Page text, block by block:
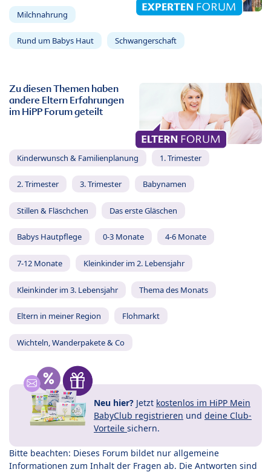
Milchnahrung
Rund um Babys Haut Schwangerschaft
Zu diesen Themen haben
andere Eltern Erfahrungen
im HiPP Forum geteilt
Kinderwunsch & Familienplanung 1. Trimester
2. Trimester 3. Trimester Babynamen
Stillen & Fläschchen Das erste Gläschen
Babys Hautpflege 0-3 Monate 4-6 Monate
7-12 Monate Kleinkinder im 2. Lebensjahr
Kleinkinder im 3. Lebensjahr Thema des Monats
Eltern in meiner Region Flohmarkt
Wichteln, Wanderpakete & Co
Neu hier? Jetzt kostenlos im HiPP Mein
BabyClub registrieren und deine Club-
Vorteile sichern.
Bitte beachten: Dieses Forum bildet nur allgemeine
Informationen zum Inhalt der Fragen ab. Die Antworten sind